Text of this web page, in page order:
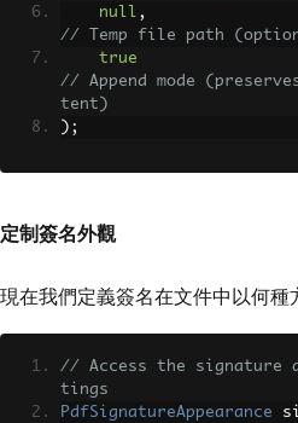
null ,
// Temp file path
true
// Append mode
tent)
);
定制簽名外觀
現在我們定義簽名在文件中以何種
// Access the signature
tings
PdfSignatureAppearance